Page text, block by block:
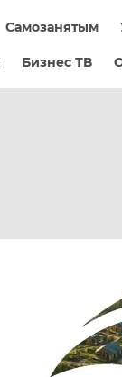
Самозанятым
Бизнес ТВ